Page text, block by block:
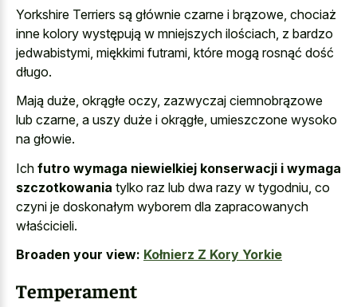
Yorkshire Terriers są głównie czarne i brązowe, chociaż
inne kolory występują w mniejszych ilościach, z bardzo
jedwabistymi, miękkimi futrami, które mogą rosnąć dość
długo.
Mają duże, okrągłe oczy, zazwyczaj ciemnobrązowe
lub czarne, a uszy duże i okrągłe, umieszczone wysoko
na głowie.
Ich futro wymaga niewielkiej konserwacji i wymaga
szczotkowania tylko raz lub dwa razy w tygodniu, co
czyni je doskonałym wyborem dla zapracowanych
właścicieli.
Broaden your view: Kołnierz Z Kory Yorkie
Temperament